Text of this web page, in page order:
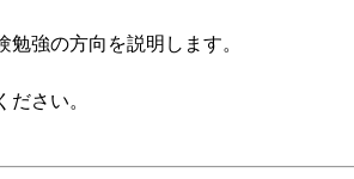
強の方向を説明します。
さい。